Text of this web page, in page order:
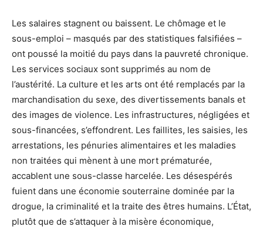
Les salaires stagnent ou baissent. Le chômage et le
sous-emploi – masqués par des statistiques falsifiées –
ont poussé la moitié du pays dans la pauvreté chronique.
Les services sociaux sont supprimés au nom de
l’austérité. La culture et les arts ont été remplacés par la
marchandisation du sexe, des divertissements banals et
des images de violence. Les infrastructures, négligées et
sous-financées, s’effondrent. Les faillites, les saisies, les
arrestations, les pénuries alimentaires et les maladies
non traitées qui mènent à une mort prématurée,
accablent une sous-classe harcelée. Les désespérés
fuient dans une économie souterraine dominée par la
drogue, la criminalité et la traite des êtres humains. L’État,
plutôt que de s’attaquer à la misère économique,